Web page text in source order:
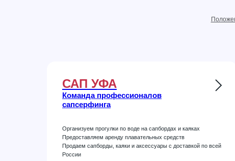
САП УФА
Команда профессионалов
сапсерфинга
Организуем прогулки по воде на сапбордах и каяках
Предоставляем аренду плавательных средств
Продаем сапборды, каяки и аксессуары с доставкой по всей
России